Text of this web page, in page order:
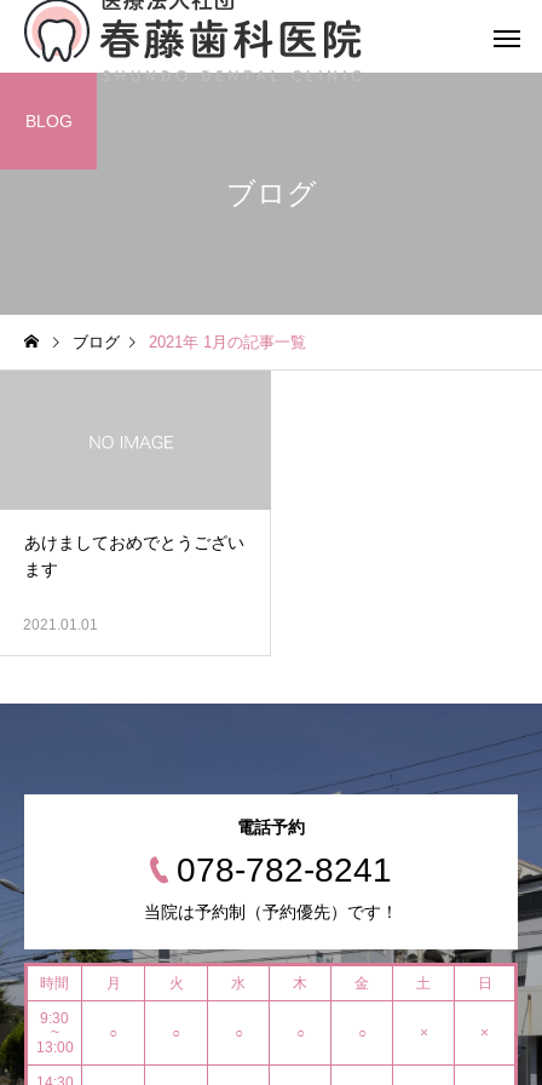
ブログ
BLOG
ブログ 2021年 1月の記事一覧
あけましておめでとうござい
ます
2021.01.01
電話予約
078-782-8241
当院は予約制（予約優先）です！
時間 月 火 水 木 金 土 日
9:30
~
13:00
○ ○ ○ ○ ○ × ×